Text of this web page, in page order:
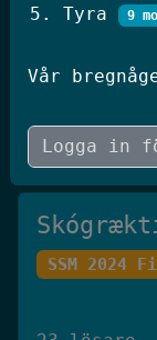
JWT Blog
SSM 2026
19 lösare
SSM 2024
Vår
Tyra 9